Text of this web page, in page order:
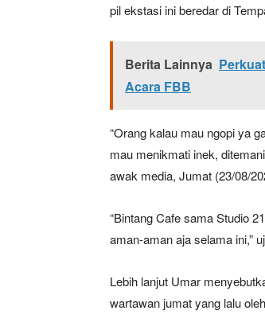
pil ekstasi ini beredar di
Berita Lainnya
Acara FBB
“Orang kalau mau ngopi ya
mau menikmati inek,
awak media, Jumat (23/08/
“Bintang Cafe sama Studio
aman-aman aja selama ini,”
Lebih lanjut Umar
wartawan jumat yang lalu